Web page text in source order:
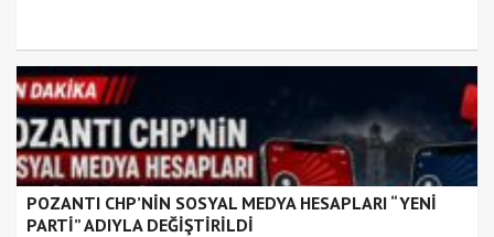
POZANTI CHP’NİN SOSYAL MEDYA HESAPLARI “YENİ
PARTİ” ADIYLA DEĞİŞTİRİLDİ